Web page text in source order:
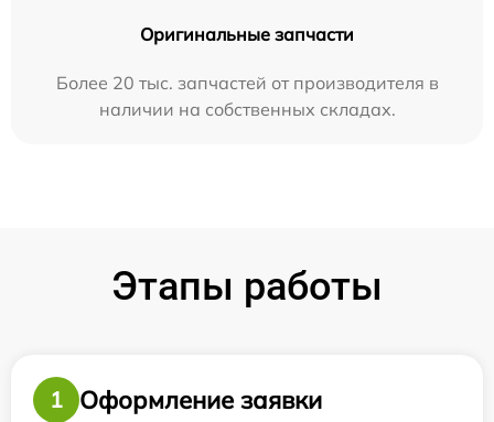
Оригинальные запчасти
Более 20 тыс. запчастей от производителя в
наличии на собственных складах.
Этапы работы
1
Оформление заявки